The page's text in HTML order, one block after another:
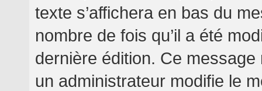
texte s’affichera en bas du
nombre de fois qu’il a été
dernière édition. Ce
un administrateur modifie le